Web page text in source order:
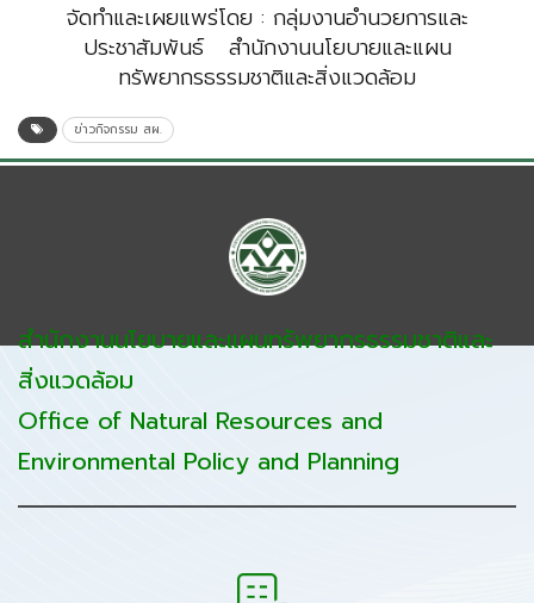
จัดทำและเผยแพร่โดย : กลุ่มงานอำนวยการและ
ประชาสัมพันธ์ สำนักงานนโยบายและแผน
ทรัพยากรธรรมชาติและสิ่งแวดล้อม
ข่าวกิจกรรม สผ.
สำนักงานนโยบายและแผนทรัพยากรธรรมชาติและ
สิ่งแวดล้อม
Office of Natural Resources and
Environmental Policy and Planning